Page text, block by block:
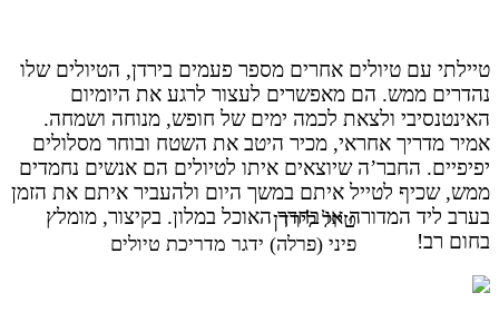
טיילתי עם טיולים אחרים מספר פעמים בירדן, הטיולים שלו
נהדרים ממש. הם מאפשרים לעצור לרגע את היומיום
האינטנסיבי ולצאת לכמה ימים של חופש, מנוחה ושמחה.
אמיר מדריך אחראי, מכיר היטב את השטח ובוחר מסלולים
יפיפיים. החבר’ה שיוצאים איתו לטיולים הם אנשים נחמדים
ממש, שכיף לטייל איתם במשך היום ולהעביר איתם את הזמן
בערב ליד המדורה או בחדר האוכל במלון. בקיצור, מומלץ
בחום רב!
טיול לירדן
פיני (פרלה) ידגר מדריכת טיולים